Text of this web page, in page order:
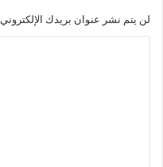
لن يتم نشر عنوان بريدك الإلكتروني.